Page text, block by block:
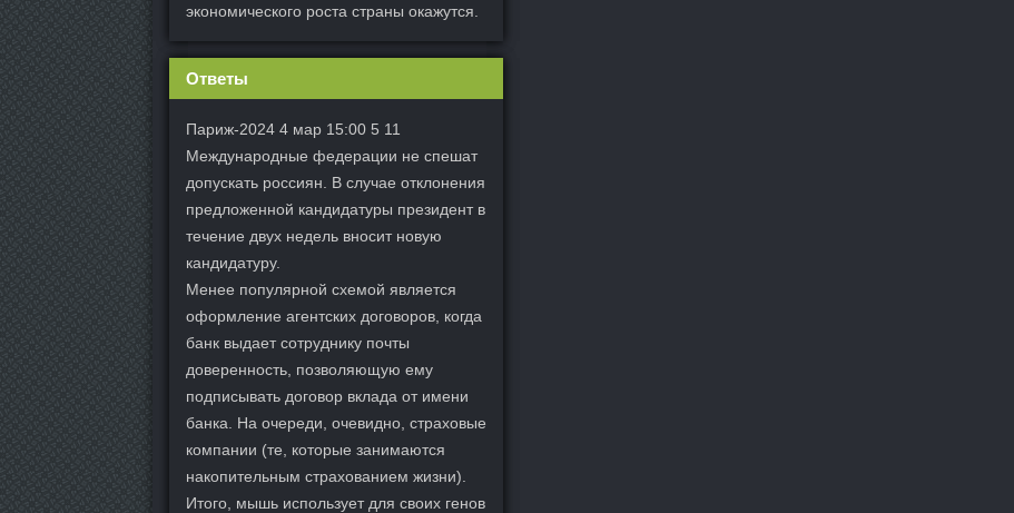
экономического роста страны окажутся.
Ответы
Париж-2024 4 мар 15:00 5 11
Международные федерации не спешат
допускать россиян. В случае отклонения
предложенной кандидатуры президент в
течение двух недель вносит новую
кандидатуру.
Менее популярной схемой является
оформление агентских договоров, когда
банк выдает сотруднику почты
доверенность, позволяющую ему
подписывать договор вклада от имени
банка. На очереди, очевидно, страховые
компании (те, которые занимаются
накопительным страхованием жизни).
Итого, мышь использует для своих генов